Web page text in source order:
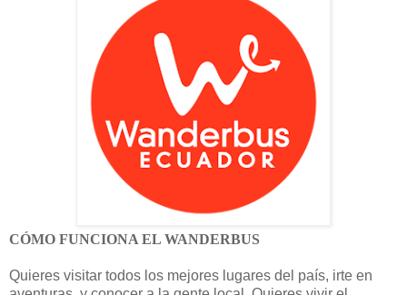
CÓMO FUNCIONA EL WANDERBUS
Quieres visitar todos los mejores lugares del país, irte en